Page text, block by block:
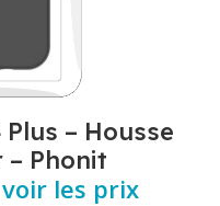
– Housse
– Phonit
les prix